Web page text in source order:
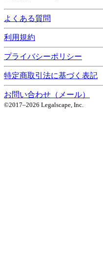
よくある質問
利用規約
プライバシーポリシー
特定商取引法に基づく表記
お問い合わせ（メール）
©2017–2026 Legalscape, Inc.